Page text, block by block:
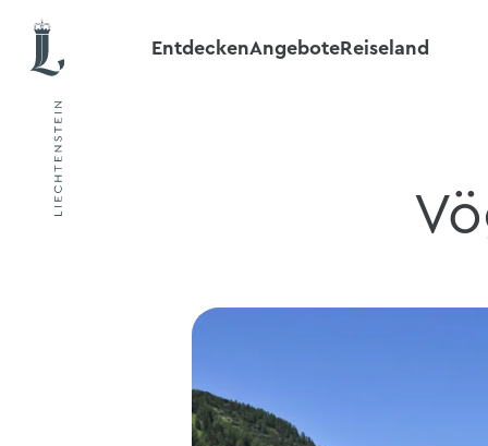
EntdeckenAngeboteReiseland